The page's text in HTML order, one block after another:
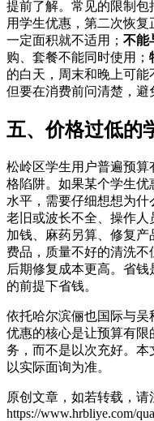
提前了解。常见的限制包
用学生优惠，第二次恢复
一定面积就不适用； 不能
购、套餐不能同时使用；
的白天，周末和晚上可能
但要在消费前问清楚，避
五、价格过低的
松岭区学生用户普遍预
格陷阱。如果某个学生
水平，需要仔细想想为
老旧或波长不全、操作
加钱、麻药另算、修复
费品，质量不好的清洗不
后期修复成本更高。省
的前提下省钱。
依托哈尔滨俪也国际与吴
优惠的核心是让预算有限
务，而不是以次充好。
以实际面询为准。
原创文章，如若转载，请
https://www.hrbliye.com/